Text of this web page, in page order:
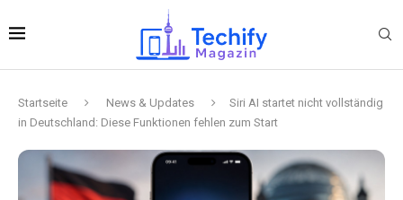
Startseite News & Updates
Siri AI startet nicht vollständig
in Deutschland: Diese Funktionen fehlen zum Start